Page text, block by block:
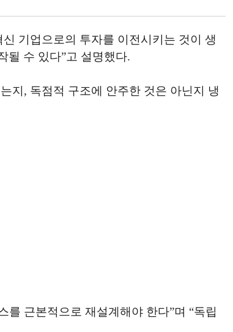
기업으로의 투자를 이전시키는 것이 생
될 수 있다”고 설명했다.
지, 독점적 구조에 안주한 것은 아닌지 냉
근본적으로 재설계해야 한다”며 “독립